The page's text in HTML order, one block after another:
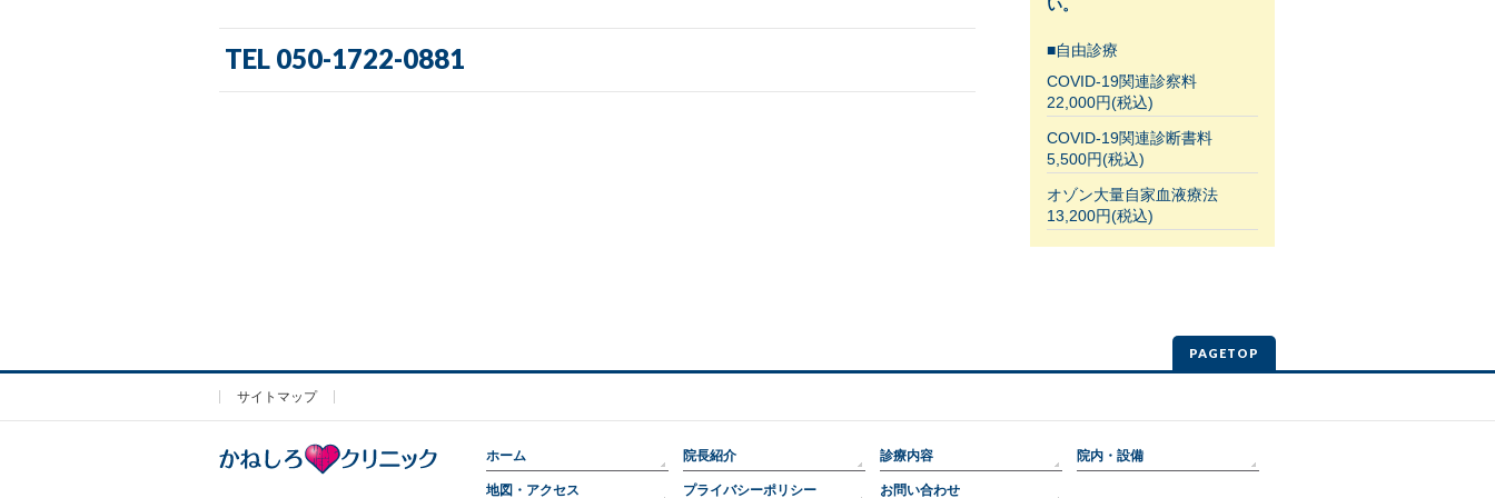
TEL 050-1722-0881
い。
■自由診療
COVID-19関連診察料
22,000円(税込)
COVID-19関連診断書料
5,500円(税込)
オゾン大量自家血液療法
13,200円(税込)
PAGETOP
サイトマップ
ホーム 院長紹介 診療内容 院内・設備
地図・アクセス プライバシーポリシー お問い合わせ